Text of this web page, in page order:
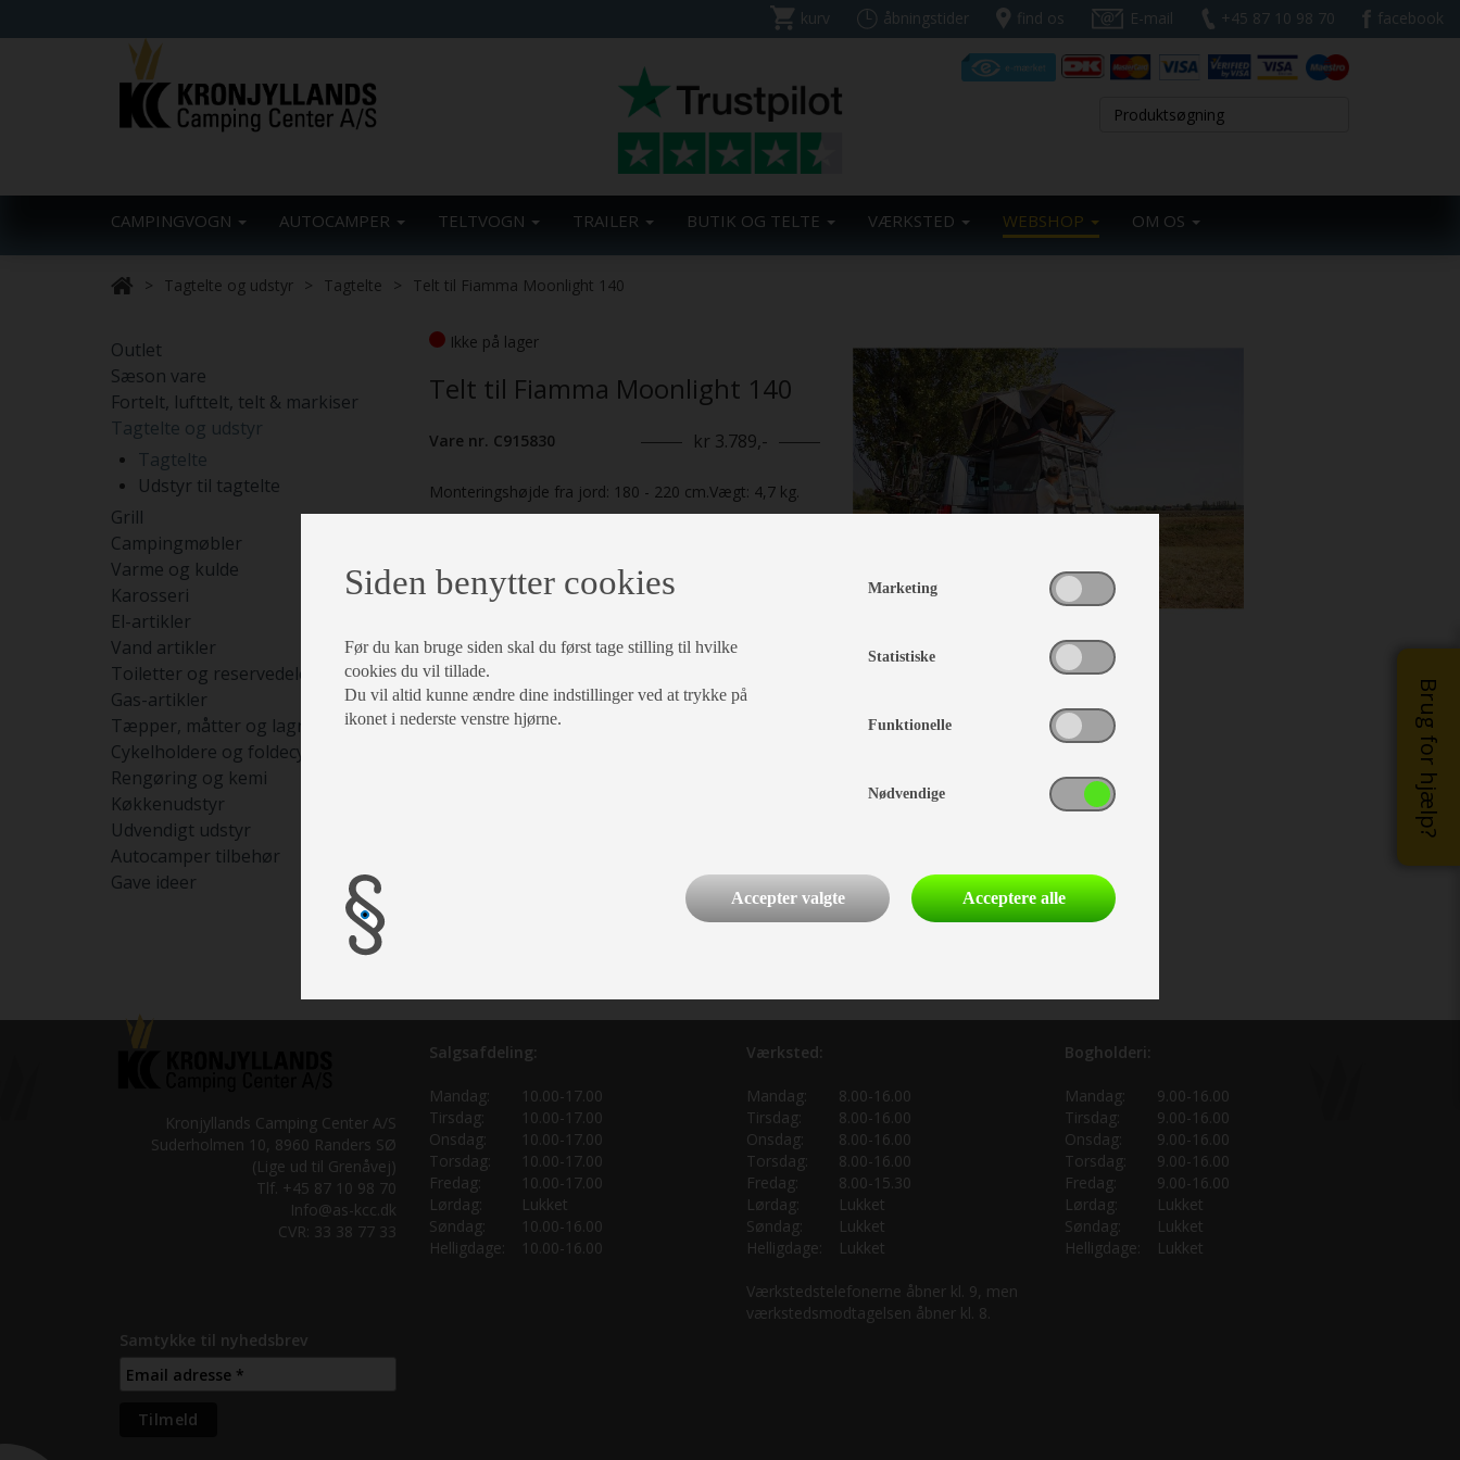
kurv åbningstider find os E-mail +45 87 10 98 70 facebook
CAMPINGVOGN AUTOCAMPER TELTVOGN TRAILER BUTIK OG TELTE VÆRKSTED WEBSHOP OM OS
Brug for hjælp?
Tagtelte og udstyr Tagtelte Telt til Fiamma Moonlight 140
Outlet
Sæson vare
Fortelt, lufttelt, telt & markiser
Tagtelte og udstyr
Tagtelte
Udstyr til tagtelte
Grill
Campingmøbler
Varme og kulde
Karosseri
El-artikler
Vand artikler
Toiletter og reservedele
Gas-artikler
Tæpper, måtter og lagner
Cykelholdere og foldecykler
Rengøring og kemi
Køkkenudstyr
Udvendigt udstyr
Autocamper tilbehør
Gave ideer
Ikke på lager
Telt til Fiamma Moonlight 140
Vare nr. C915830 kr 3.789,-
Monteringshøjde fra jord: 180 - 220 cm.Vægt: 4,7 kg.
Kronjyllands Camping Center A/S
Suderholmen 10, 8960 Randers SØ
(Lige ud til Grenåvej)
Tlf. +45 87 10 98 70
Info@as-kcc.dk
CVR: 33 38 77 33
Samtykke til nyhedsbrev
Salgsafdeling:
Mandag:
10.00-17.00
Tirsdag:
10.00-17.00
Onsdag:
10.00-17.00
Torsdag:
10.00-17.00
Fredag:
10.00-17.00
Lørdag:
Lukket
Søndag:
10.00-16.00
Helligdage:
10.00-16.00
Værksted:
Mandag:
8.00-16.00
Tirsdag:
8.00-16.00
Onsdag:
8.00-16.00
Torsdag:
8.00-16.00
Fredag:
8.00-15.30
Lørdag:
Lukket
Søndag:
Lukket
Helligdage:
Lukket
Værkstedstelefonerne åbner kl. 9, men
værkstedsmodtagelsen åbner kl. 8.
Bogholderi:
Mandag:
9.00-16.00
Tirsdag:
9.00-16.00
Onsdag:
9.00-16.00
Torsdag:
9.00-16.00
Fredag:
9.00-16.00
Lørdag:
Lukket
Søndag:
Lukket
Helligdage:
Lukket
Siden benytter cookies
Før du kan bruge siden skal du først tage stilling til hvilke
cookies du vil tillade.
Du vil altid kunne ændre dine indstillinger ved at trykke på
ikonet i nederste venstre hjørne.
Marketing
Statistiske
Funktionelle
Nødvendige
Accepter valgte Acceptere alle